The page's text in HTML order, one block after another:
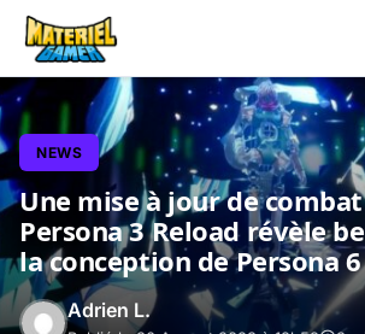
NEWS
Une mise à jour de
Persona 3 Reload révèle
la conception de Persona 6
Adrien L.